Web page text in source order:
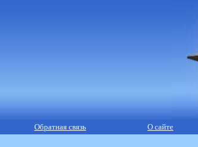
Обратная связь О сайте